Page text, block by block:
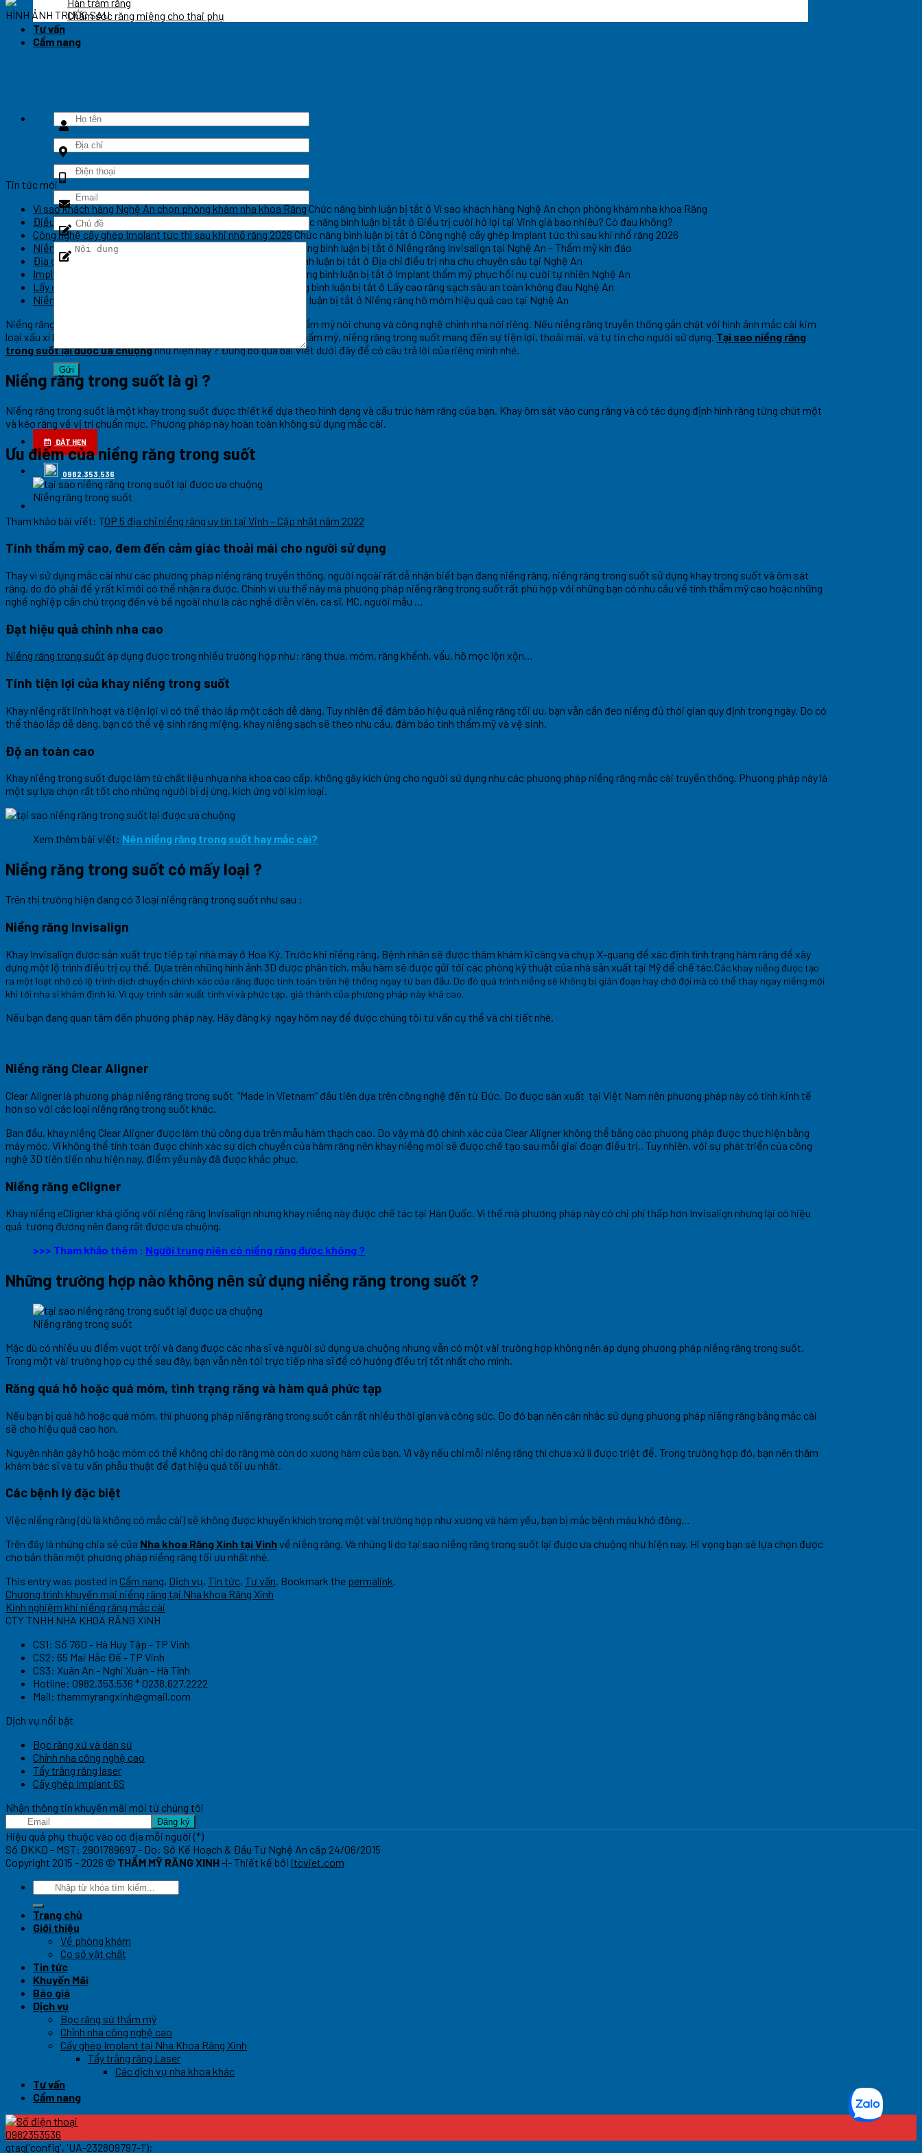
Chăm sóc răng miệng cho thai phụ
Tư vấn
Cẩm nang
ĐẶT HẸN
0982.353.536
HÌNH ẢNH TRƯỚC SAU
Tin tức mới
Vì sao khách hàng Nghệ An chọn phòng khám nha khoa RăngChức năng bình luận bị tắt ở Vì sao khách hàng Nghệ An chọn phòng khám nha khoa Răng
Điều trị cười hở lợi tại Vinh giá bao nhiêu? Có đau không?Chức năng bình luận bị tắt ở Điều trị cười hở lợi tại Vinh giá bao nhiêu? Có đau không?
Công nghệ cấy ghép Implant tức thì sau khi nhổ răng 2026Chức năng bình luận bị tắt ở Công nghệ cấy ghép Implant tức thì sau khi nhổ răng 2026
Niềng răng Invisalign tại Nghệ An – Thẩm mỹ kín đáo
Chức năng bình luận bị tắt ở Niềng răng Invisalign tại Nghệ An – Thẩm mỹ kín đáo
Địa chỉ điều trị nha chu chuyên sâu tại Nghệ An
Chức năng bình luận bị tắt ở Địa chỉ điều trị nha chu chuyên sâu tại Nghệ An
Implant thẩm mỹ phục hồi nụ cười tự nhiên Nghệ An
Chức năng bình luận bị tắt ở Implant thẩm mỹ phục hồi nụ cười tự nhiên Nghệ An
Lấy cao răng sạch sâu an toàn không đau Nghệ An
Chức năng bình luận bị tắt ở Lấy cao răng sạch sâu an toàn không đau Nghệ An
Niềng răng hô móm hiệu quả cao tại Nghệ An
Chức năng bình luận bị tắt ở Niềng răng hô móm hiệu quả cao tại Nghệ An
Niềng răng trong suốt là một bước tiến vượt trội của công nghệ thẩm mỹ nói chung và công nghệ chỉnh nha nói riêng. Nếu niềng răng truyền thống gắn chặt với hình ảnh mắc cài kim
loại xấu xí khiến người niềng khó chịu, tự ti thì nhờ ưu thế về mặt thẩm mỹ, niềng răng trong suốt mang đến sự tiện lợi, thoải mái, và tự tin cho người sử dụng. Tại sao niềng răng
trong suốt lại được ưa chuộngnhư hiện nay ? Đừng bỏ qua bài viết dưới đây để có câu trả lời của riêng mình nhé.
Niềng răng trong suốt là gì ?
Niềng răng trong suốt là một khay trong suốt được thiết kế dựa theo hình dạng và cấu trúc hàm răng của bạn. Khay ôm sát vào cung răng và có tác dụng định hình răng từng chút một
và kéo răng về vị trí chuẩn mực. Phương pháp này hoàn toàn không sử dụng mắc cài.
Ưu điểm của niềng răng trong suốt
Niềng răng trong suốt
Tham khảo bài viết: TOP 5 địa chỉ niềng răng uy tín tại Vinh – Cập nhật năm 2022
Tính thẩm mỹ cao, đem đến cảm giác thoải mái cho người sử dụng
Thay vì sử dụng mắc cài như các phương pháp niềng răng truyền thống, người ngoài rất dễ nhận biết bạn đang niềng răng, niềng răng trong suốt sử dụng khay trong suốt và ôm sát
răng, do đó phải để ý rất kĩ mới có thể nhận ra được. Chính vì ưu thế này mà phương pháp niềng răng trong suốt rất phù hợp với những bạn có nhu cầu về tính thẩm mỹ cao hoặc những
nghề nghiệp cần chú trọng đến vẻ bề ngoài như là các nghề diễn viên, ca sĩ, MC, người mẫu …
Đạt hiệu quả chỉnh nha cao
Niềng răng trong suốt áp dụng được trong nhiều trường hợp như: răng thưa, móm, răng khểnh, vẩu, hô mọc lộn xộn…
Tính tiện lợi của khay niềng trong suốt
Khay niềng rất linh hoạt và tiện lợi vì có thể tháo lắp một cách dễ dàng. Tuy nhiên để đảm bảo hiệu quả niềng răng tối ưu, bạn vẫn cần đeo niềng đủ thời gian quy định trong ngày. Do có
thể tháo lắp dễ dàng, bạn có thể vệ sinh răng miệng, khay niềng sạch sẽ theo nhu cầu, đảm bảo tính thẩm mỹ và vệ sinh.
Độ an toàn cao
Khay niềng trong suốt được làm từ chất liệu nhựa nha khoa cao cấp, không gây kích ứng cho người sử dụng như các phương pháp niềng răng mắc cài truyền thống. Phương pháp này là
một sự lựa chọn rất tốt cho những người bị dị ứng, kích ứng với kim loại.
Xem thêm bài viết: Nên niềng răng trong suốt hay mắc cài?
Niềng răng trong suốt có mấy loại ?
Trên thị trường hiện đang có 3 loại niềng răng trong suốt như sau :
Niềng răng Invisalign
Khay Invisalign được sản xuất trực tiếp tại nhà máy ở Hoa Kỳ. Trước khi niềng răng, Bệnh nhân sẽ được thăm khám kĩ càng và chụp X-quang để xác định tình trạng hàm răng để xây
dựng một lộ trình điều trị cụ thể. Dựa trên những hình ảnh 3D được phân tích, mẫu hàm sẽ được gửi tới các phòng kỹ thuật của nhà sản xuất tại Mỹ để chế tác.Các khay niềng được tạo
ra một loạt nhờ có lộ trình dịch chuyển chính xác của răng được tính toán trên hệ thống ngay từ ban đầu. Do đó quá trình niềng sẽ không bị gián đoạn hay chờ đợi mà có thể thay ngay niềng mới
khi tới nha sĩ khám định kì. Vì quy trình sản xuất tinh vi và phức tạp, giá thành của phương pháp này khá cao.
Nếu bạn đang quan tâm đến phương pháp này. Hãy đăng ký ngay hôm nay để được chúng tôi tư vấn cụ thể và chi tiết nhé.
Niềng răng Clear Aligner
Clear Aligner là phương pháp niềng răng trong suốt “Made in Vietnam” đầu tiên dựa trên công nghệ đến từ Đức. Do được sản xuất tại Việt Nam nên phương pháp này có tính kinh tế
hơn so với các loại niềng răng trong suốt khác.
Ban đầu, khay niềng Clear Aligner được làm thủ công dựa trên mẫu hàm thạch cao. Do vậy mà độ chính xác của Clear Aligner không thể bằng các phương pháp được thực hiện bằng
máy móc. Vì không thể tính toán được chính xác sự dịch chuyển của hàm răng nên khay niềng mới sẽ được chế tạo sau mỗi giai đoạn điều trị.. Tuy nhiên, với sự phát triển của công
nghệ 3D tiên tiến như hiện nay, điểm yếu này đã được khắc phục.
Niềng răng eCligner
Khay niềng eCligner khá giống với niềng răng Invisalign nhưng khay niềng này được chế tác tại Hàn Quốc. Vì thế mà phương pháp này có chi phí thấp hơn Invisalign nhưng lại có hiệu
quả tương đương nên đang rất được ưa chuộng.
>>> Tham khảo thêm : Người trung niên có niềng răng được không ?
Những trường hợp nào không nên sử dụng niềng răng trong suốt ?
Niềng răng trong suốt
Mặc dù có nhiều ưu điểm vượt trội và đang được các nha sĩ và người sử dụng ưa chuộng nhưng vẫn có một vài trường hợp không nên áp dụng phương pháp niềng răng trong suốt.
Trong một vài trường hợp cụ thể sau đây, bạn vẫn nên tới trực tiếp nha sĩ để có hướng điều trị tốt nhất cho mình.
Răng quá hô hoặc quá móm, tình trạng răng và hàm quá phức tạp
Nếu bạn bị quá hô hoặc quá móm, thì phương pháp niềng răng trong suốt cần rất nhiều thời gian và công sức. Do đó bạn nên cân nhắc sử dụng phương pháp niềng răng bằng mắc cài
sẽ cho hiệu quả cao hơn.
Nguyên nhân gây hô hoặc móm có thể không chỉ do răng mà còn do xương hàm của bạn. Vì vậy nếu chỉ mỗi niềng răng thì chưa xử lí được triệt để. Trong trường hợp đó, bạn nên thăm
khám bác sĩ và tư vấn phẫu thuật để đạt hiệu quả tối ưu nhất.
Các bệnh lý đặc biệt
Việc niềng răng (dù là không có mắc cài) sẽ không được khuyến khích trong một vài trường hợp như xương và hàm yếu, bạn bị mắc bệnh máu khó đông…
Trên đây là những chia sẻ của Nha khoa Răng Xinh tại Vinhvề niềng răng. Và những lí do tại sao niềng răng trong suốt lại được ưa chuộng như hiện nay. Hi vọng bạn sẽ lựa chọn được
cho bản thân một phương pháp niềng răng tối ưu nhất nhé.
This entry was posted in Cẩm nang, Dịch vụ, Tin tức, Tư vấn. Bookmark the permalink.
Chương trình khuyến mại niềng răng tại Nha khoa Răng Xinh
Kinh nghiệm khi niềng răng mắc cài
CTY TNHH NHA KHOA RĂNG XINH
CS1: Số 76D - Hà Huy Tập - TP Vinh
CS2: 65 Mai Hắc Đế - TP Vinh
CS3: Xuân An - Nghi Xuân - Hà Tĩnh
Hotline: 0982.353.536 * 0238.627.2222
Mail: thammyrangxinh@gmail.com
Dịch vụ nổi bật
Bọc răng xứ và dán sứ
Chỉnh nha công nghệ cao
Tẩy trắng răng laser
Cấy ghép Implant 6S
Nhận thông tin khuyến mãi mới từ chúng tôi
Hiệu quả phụ thuộc vào cơ địa mỗi người (*)
Số ĐKKD - MST: 2901789697 - Do: Sở Kế Hoạch & Đầu Tư Nghệ An cấp 24/06/2015
Copyright 2015 - 2026 © THẨM MỸ RĂNG XINH-|- Thiết kế bởi itcviet.com
Trang chủ
Giới thiệu
Về phòng khám
Cơ sở vật chất
Tin tức
Khuyến Mãi
Báo giá
Dịch vụ
Bọc răng sứ thẩm mỹ
Chỉnh nha công nghệ cao
Cấy ghép Implant tại Nha Khoa Răng Xinh
Tẩy trắng răng Laser
Các dịch vụ nha khoa khác
Tư vấn
Cẩm nang
0982353536
gtag('config', 'UA-232809797-1');